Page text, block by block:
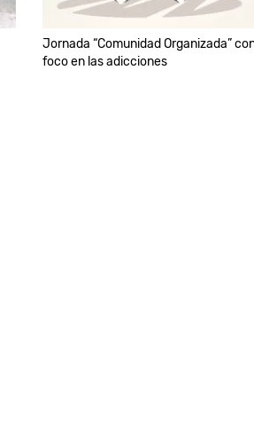
Jornada “Comunidad Organizada”
foco en las adicciones